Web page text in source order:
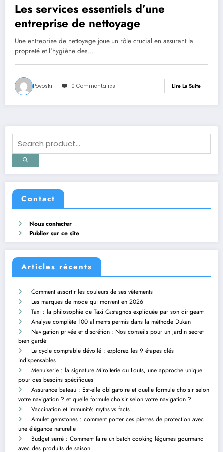
Les services essentiels d’une
entreprise de nettoyage
Une entreprise de nettoyage joue un rôle crucial en assurant la
propreté et l'hygiène des…
Povoski 0 Commentaires Lire La Suite
Contact
Nous contacter
Publier sur ce site
Articles récents
Comment assortir les couleurs de ses vêtements
Les marques de mode qui montent en 2026
Taxi : la philosophie de Taxi Castagnos expliquée par son dirigeant
Analyse complète 100 aliments permis dans la méthode Dukan
Navigation privée et discrétion : Nos conseils pour un jardin secret
bien gardé
Le cycle comptable dévoilé : explorez les 9 étapes clés
indispensables
Menuiserie : la signature Miroiterie du Louts, une approche unique
pour des besoins spécifiques
Assurance bateau : Est-elle obligatoire et quelle formule choisir selon
votre navigation ? et quelle formule choisir selon votre navigation ?
Vaccination et immunité: myths vs facts
Amulet gemstones : comment porter ces pierres de protection avec
une élégance naturelle
Budget serré : Comment faire un batch cooking légumes gourmand
avec des produits de saison